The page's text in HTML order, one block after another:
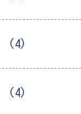
(4)
(4)